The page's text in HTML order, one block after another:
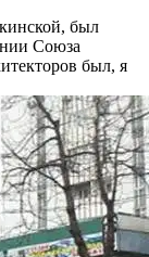
был
Союза
был, я